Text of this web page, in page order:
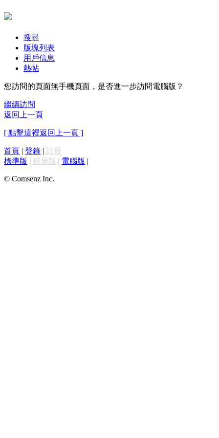
搜尋
版塊列表
用戶信息
熱帖
您訪問的頁面無手機頁面，是否進一步訪問電腦版？
繼續訪問
返回上一頁
[ 點擊這裡返回上一頁 ]
首頁 | 登錄 | 註冊
標準版 | 觸屏版 | 電腦版 |
© Comsenz Inc.